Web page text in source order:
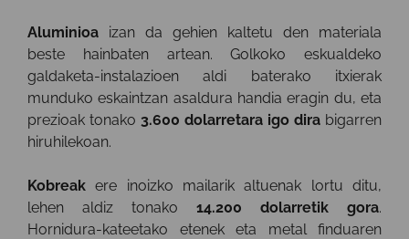
Aluminioa izan da gehien kaltetu den materiala
beste hainbaten artean. Golkoko eskualdeko
galdaketa-instalazioen aldi baterako itxierak
munduko eskaintzan asaldura handia eragin du, eta
prezioak tonako 3.600 dolarretara igo dira bigarren
hiruhilekoan.
Kobreakere inoizko mailarik altuenak lortu ditu,
lehen aldiz tonako 14.200 dolarretik gora.
Hornidura-kateetako etenek eta metal finduaren